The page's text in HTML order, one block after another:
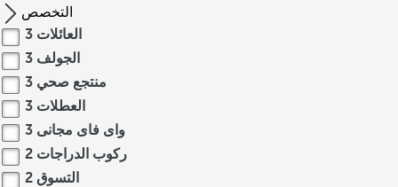
التخصص
العائلات 3
الجولف 3
منتجع صحي 3
العطلات 3
واى فاى مجانى 3
ركوب الدراجات 2
التسوق 2